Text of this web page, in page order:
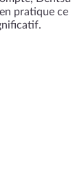
pratique ce